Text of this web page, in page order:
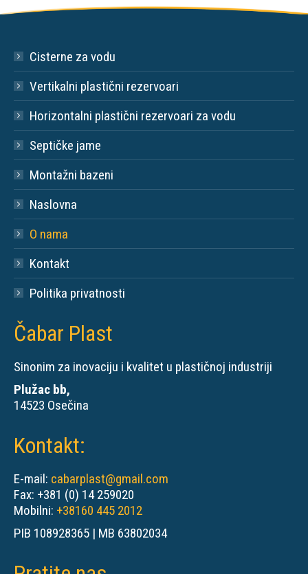
Cisterne za vodu
Vertikalni plastični rezervoari
Horizontalni plastični rezervoari za vodu
Septičke jame
Montažni bazeni
Naslovna
O nama
Kontakt
Politika privatnosti
Čabar Plast
Sinonim za inovaciju i kvalitet u plastičnoj industriji
Plužac bb,
14523 Osečina
Kontakt:
E-mail: cabarplast@gmail.com
Fax: +381 (0) 14 259020
Mobilni: +38160 445 2012
PIB 108928365 | MB 63802034